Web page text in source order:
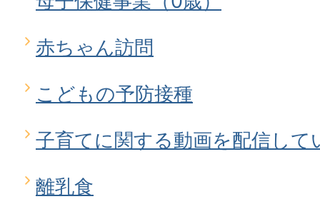
赤ちゃん訪問
こどもの予防接種
子育てに関する動画を配信して
離乳食